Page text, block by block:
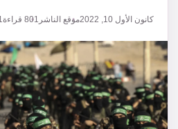
كانون الأول 10, 2022 موقع الناشر 801 قراءة1